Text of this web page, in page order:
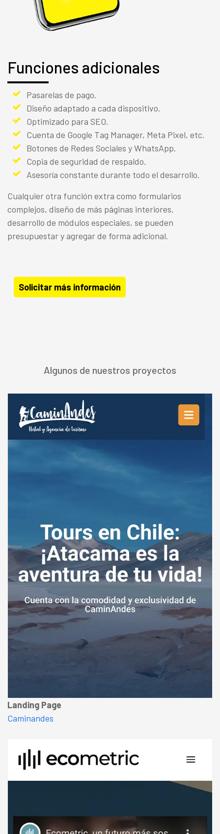
Funciones adicionales
Pasarelas de pago.
Diseño adaptado a cada dispositivo.
Optimizado para SEO.
Cuenta de Google Tag Manager, Meta Pixel, etc.
Botones de Redes Sociales y WhatsApp.
Copia de seguridad de respaldo.
Asesoría constante durante todo el desarrollo.
Cualquier otra función extra como formularios
complejos, diseño de más páginas interiores,
desarrollo de módulos especiales, se pueden
presupuestar y agregar de forma adicional.
Solicitar más información
Algunos de nuestros proyectos
Landing Page
Caminandes